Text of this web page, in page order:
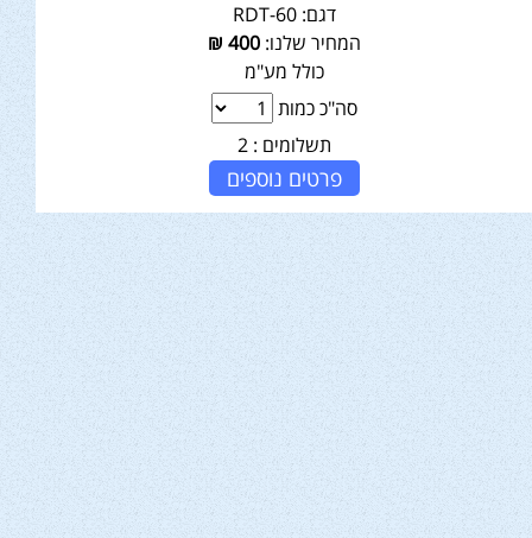
דגם: RDT-60
המחיר שלנו:400
₪
כולל מע"מ
סה"כ כמות
תשלומים : 2
פרטים נוספים